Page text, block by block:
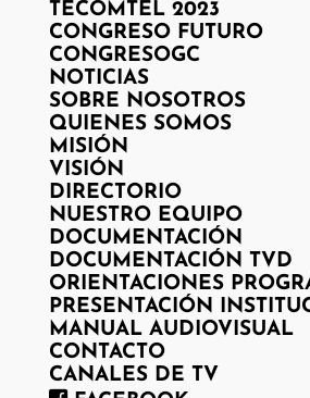
TECOMTEL 2023
CONGRESO FUTURO
CONGRESOGC
NOTICIAS
SOBRE NOSOTROS
QUIENES SOMOS
MISIÓN
VISIÓN
DIRECTORIO
NUESTRO EQUIPO
DOCUMENTACIÓN
DOCUMENTACIÓN TVD
ORIENTACIONES
PRESENTACIÓN
MANUAL AUDIOVISUAL
CONTACTO
CANALES DE TV